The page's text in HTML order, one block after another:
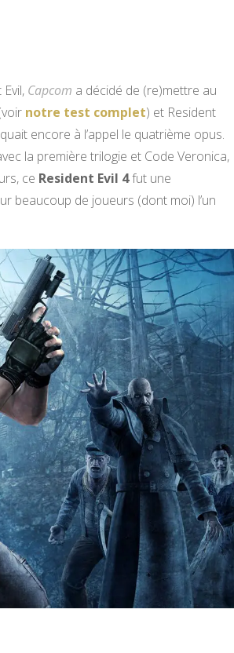
Capcom a décidé de (re)mettre au
notre test complet) et Resident
encore à l’appel le quatrième opus.
la première trilogie et Code Veronica,
ce Resident Evil 4fut une
beaucoup de joueurs (dont moi) l’un